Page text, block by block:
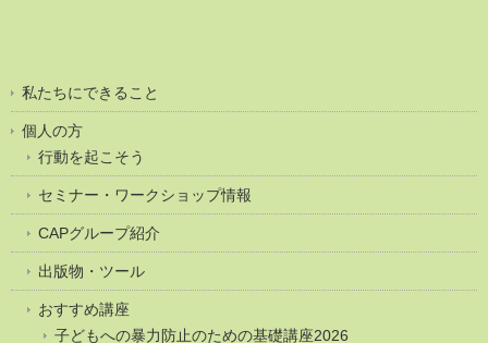
私たちにできること
個人の方
行動を起こそう
セミナー・ワークショップ情報
CAPグループ紹介
出版物・ツール
おすすめ講座
子どもへの暴力防止のための基礎講座2026